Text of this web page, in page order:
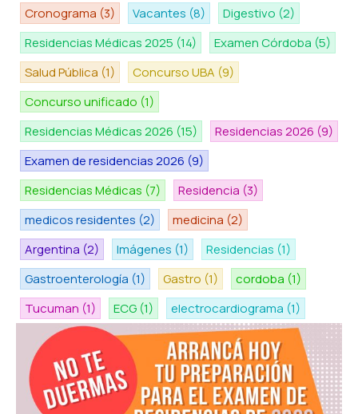
Cronograma (3) Vacantes (8) Digestivo (2)
Residencias Médicas 2025 (14) Examen Córdoba (5)
Salud Pública (1) Concurso UBA (9)
Concurso unificado (1)
Residencias Médicas 2026 (15) Residencias 2026 (9)
Examen de residencias 2026 (9)
Residencias Médicas (7) Residencia (3)
medicos residentes (2) medicina (2)
Argentina (2) Imágenes (1) Residencias (1)
Gastroenterología (1) Gastro (1) cordoba (1)
Tucuman (1) ECG (1) electrocardiograma (1)